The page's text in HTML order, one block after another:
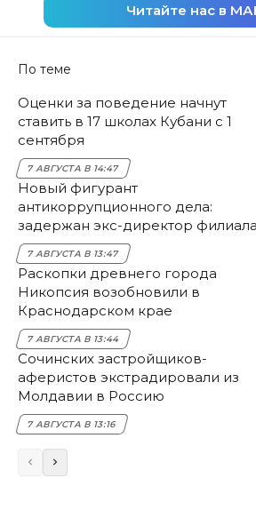
Читайте нас в
По теме
Оценки за поведение начнут
ставить в 17 школах Кубани с 1
сентября
7 АВГУСТА В 14:47
Новый фигурант
антикоррупционного дела:
задержан экс-директор филиала
НЭСК Крымска
7 АВГУСТА В 13:47
Раскопки древнего города
Никопсия возобновили в
Краснодарском крае
7 АВГУСТА В 13:44
Сочинских застройщиков-
аферистов экстрадировали из
Молдавии в Россию
7 АВГУСТА В 13:16